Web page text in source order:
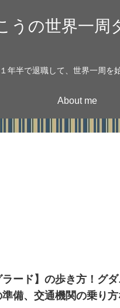
うの世界一周
年半で退職して、世界一周を
About me
ラード】の歩き方！グ
備、交通機関の乗り